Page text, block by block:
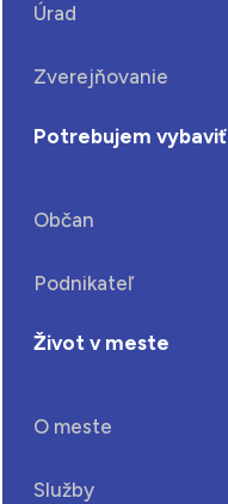
Úrad
Zverejňovanie
Potrebujem vybaviť
Občan
Podnikateľ
Život v meste
O meste
Služby